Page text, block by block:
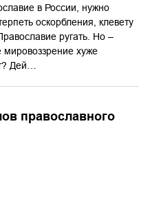
в России, нужно
оскорбления, клевету
ругать. Но –
мировоззрение хуже
Дей…
православного